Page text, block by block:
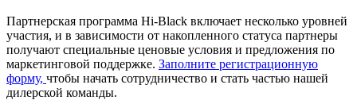
Партнерская программа Hi-Black включает несколько уровней
участия, и в зависимости от накопленного статуса партнеры
получают специальные ценовые условия и предложения по
маркетинговой поддержке. Заполните регистрационную
форму, чтобы начать сотрудничество и стать частью нашей
дилерской команды.